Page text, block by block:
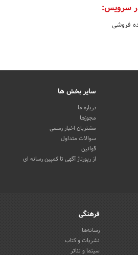
سرویس:
فروشی
سایر بخش ها
درباره ما
مجوزها
مشتریان اخبار رسمی
سوالات متداول
قوانین
از رپورتاژ آگهی تا کمپین رسانه ای
فرهنگی
رسانه‌ها
نشریات و کتاب
سینما و تئاتر